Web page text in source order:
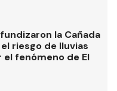
la Cañada
riesgo de lluvias
fenómeno de El